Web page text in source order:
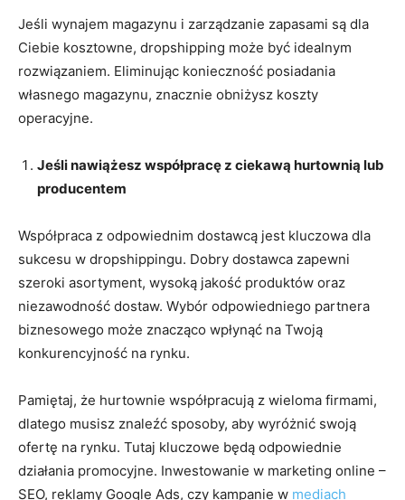
Jeśli wynajem magazynu i zarządzanie zapasami są dla
Ciebie kosztowne, dropshipping może być idealnym
rozwiązaniem. Eliminując konieczność posiadania
własnego magazynu, znacznie obniżysz koszty
operacyjne.
Jeśli nawiążesz współpracę z ciekawą hurtownią lub
producentem
Współpraca z odpowiednim dostawcą jest kluczowa dla
sukcesu w dropshippingu. Dobry dostawca zapewni
szeroki asortyment, wysoką jakość produktów oraz
niezawodność dostaw. Wybór odpowiedniego partnera
biznesowego może znacząco wpłynąć na Twoją
konkurencyjność na rynku.
Pamiętaj, że hurtownie współpracują z wieloma firmami,
dlatego musisz znaleźć sposoby, aby wyróżnić swoją
ofertę na rynku. Tutaj kluczowe będą odpowiednie
działania promocyjne. Inwestowanie w marketing online –
SEO, reklamy Google Ads, czy kampanie w mediach